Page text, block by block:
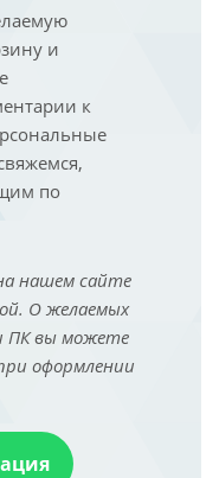
и
к
по
нашем сайте
О желаемых
ПК вы можете
оформлении